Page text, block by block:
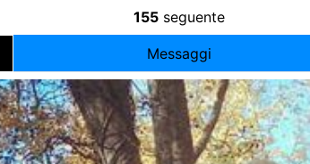
155 seguente
Messaggi